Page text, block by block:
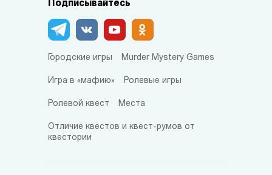
Подписывайтесь
Городские игры Murder Mystery Games
Игра в «мафию» Ролевые игры
Ролевой квест Места
Отличие квестов и квест-румов от
квестории